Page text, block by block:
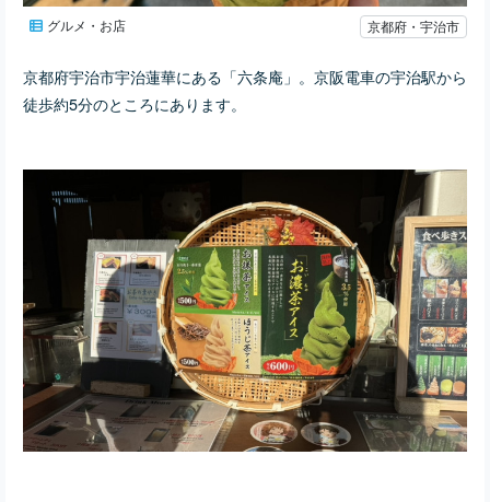
グルメ・お店 京都府・宇治市
京都府宇治市宇治蓮華にある「六条庵」。京阪電車の宇治駅から
徒歩約5分のところにあります。